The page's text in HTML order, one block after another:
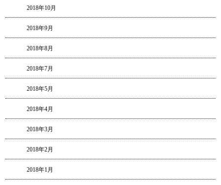
2018年10月
2018年9月
2018年8月
2018年7月
2018年5月
2018年4月
2018年3月
2018年2月
2018年1月